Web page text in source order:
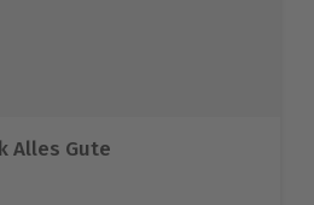
Alles Gute